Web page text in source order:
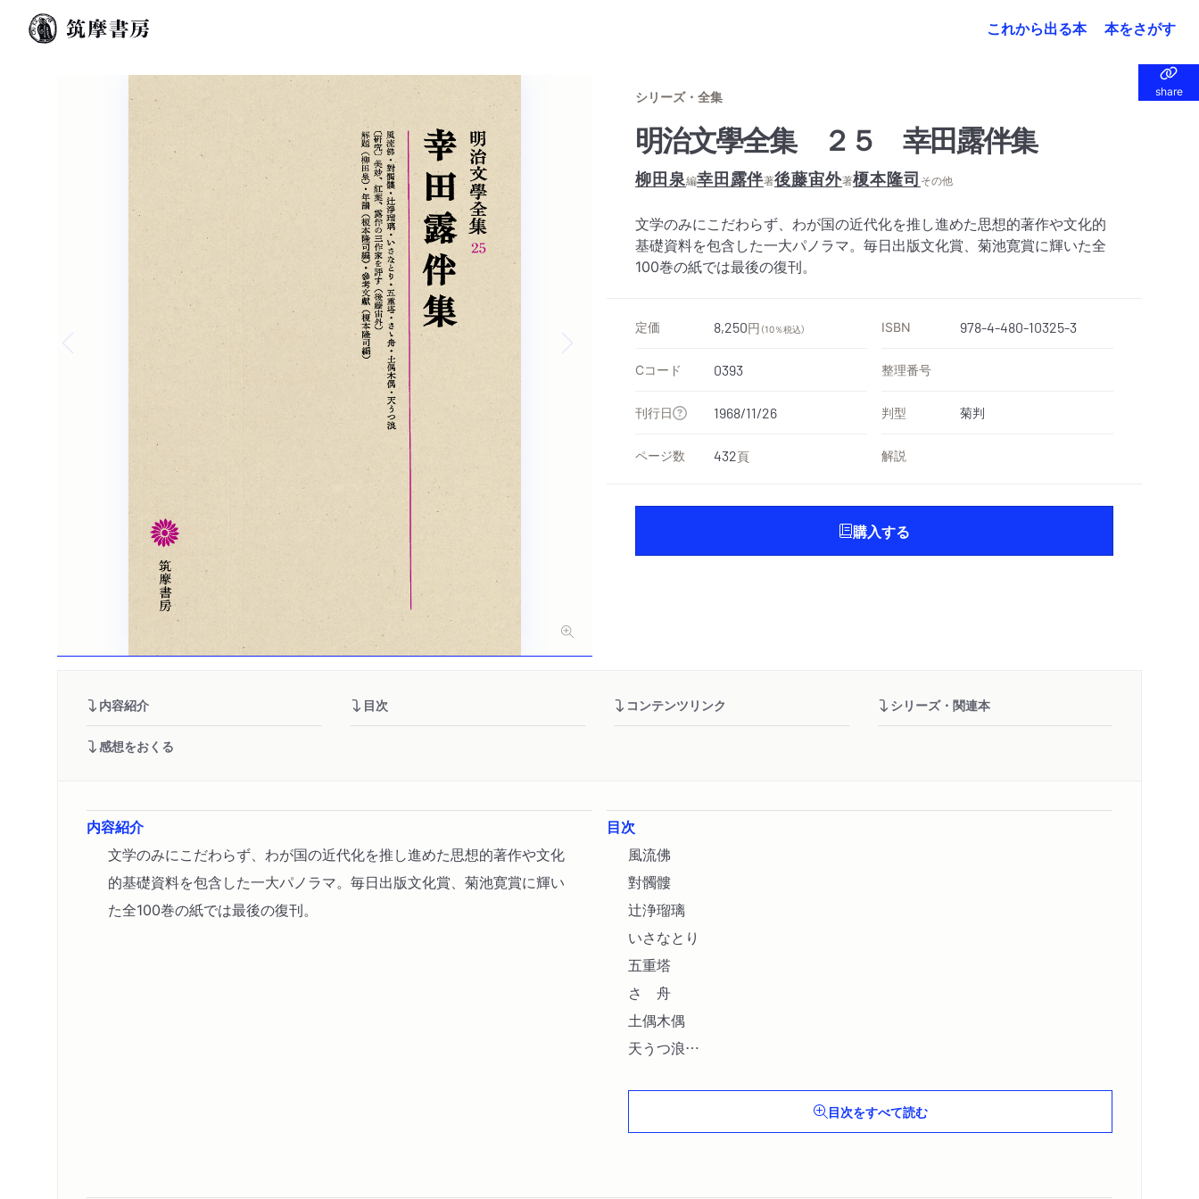
これから出る本 本をさがす
share
share
Previous slide
シリーズ・全集
明治文學全集 ２５ 幸田露伴集
柳田泉編幸田露伴著後藤宙外著榎本隆司 その他
文学のみにこだわらず、わが国の近代化を推し進めた思想的著作や文化的
基礎資料を包含した一大パノラマ。毎日出版文化賞、菊池寛賞に輝いた全
100巻の紙では最後の復刊。
定価 8,250円 （10％税込） ISBN 978-4-480-10325-3
Cコード 0393 整理番号
刊行日 1968/11/26 判型 菊判
ページ数 432頁 解説
購入する
内容紹介 目次 コンテンツリンク シリーズ・関連本
感想をおくる
内容紹介
文学のみにこだわらず、わが国の近代化を推し進めた思想的著作や文化
的基礎資料を包含した一大パノラマ。毎日出版文化賞、菊池寛賞に輝い
た全100巻の紙では最後の復刊。
目次
風流佛
對髑髏
辻浄瑠璃
いさなとり
五重塔
さゝ舟
土偶木偶
天うつ浪
年譜（榎本隆司編）
目次をすべて読む